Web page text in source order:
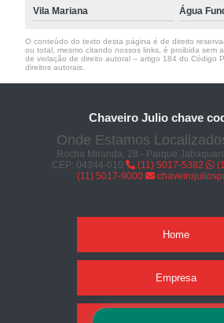
Vila Mariana Água
O conteúdo do texto desta página é de direito
ou total, mesmo citando nossos links, é proibida sem
de violação de direito autoral – artigo 184 do Código
direitos autorais
Chaveiro Julio chave
Onde Estamos
Rocha Miranda, 28 - Parque
CEP: 04344-010
(11) 5017-5382
(11) 5017-9000
Home
Empresa